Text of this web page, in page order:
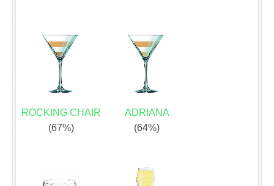
ROCKING CHAIR
(67%)
ADRIANA
(64%)